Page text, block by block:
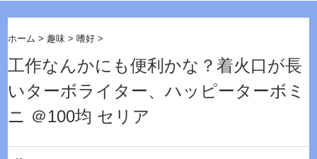
ホーム > 趣味 >嗜好 >
工作なんかにも便利かな？着火口が長
いターボライター、ハッピーターボミ
ニ ＠100均 セリア